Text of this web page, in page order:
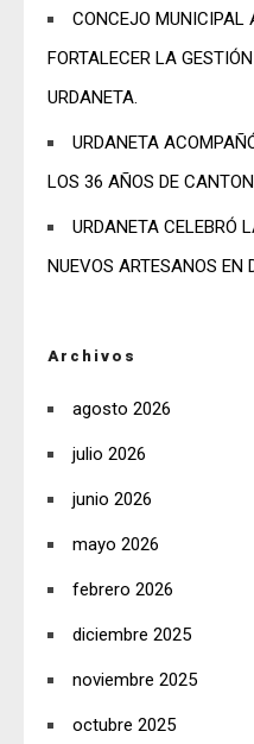
CONCEJO MUNICIPAL
FORTALECER LA
URDANETA.
URDANETA
LOS 36 AÑOS DE
URDANETA CELEBRÓ
NUEVOS ARTESANOS EN
Archivos
agosto 2026
julio 2026
junio 2026
mayo 2026
febrero 2026
diciembre 2025
noviembre 2025
octubre 2025